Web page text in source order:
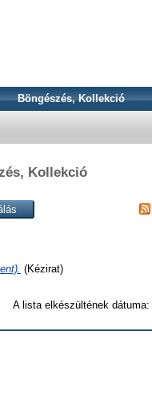
Böngészés, Kollekció
Kollekció
(Kézirat)
A lista elkészültének dátuma: